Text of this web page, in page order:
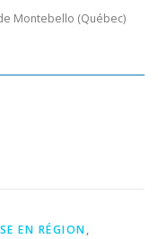
Montebello (Québec)
EN RÉGION,